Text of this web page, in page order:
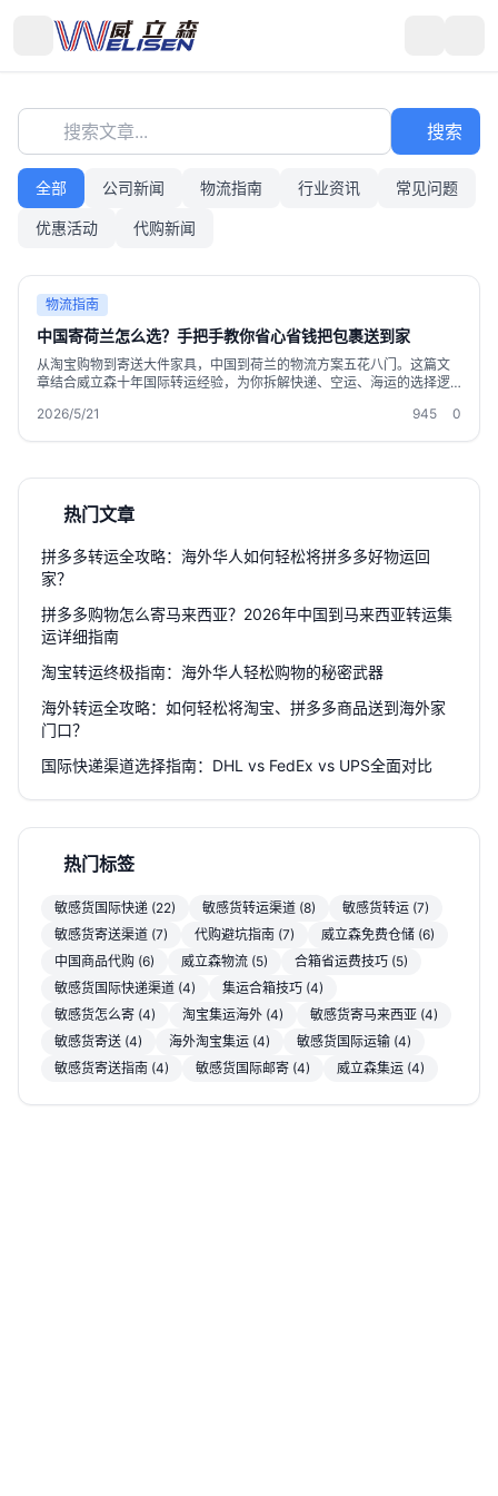
搜索文章... 搜索
全部 公司新闻 物流指南 行业资讯 常见问题
优惠活动 代购新闻
物流指南
中国寄荷兰怎么选？手把手教你省心省钱把包裹送到家
从淘宝购物到寄送大件家具，中国到荷兰的物流方案五花八门。这篇文
章结合威立森十年国际转运经验，为你拆解快递、空运、海运的选择逻
在荷兰的你购物寄件不走弯路。
2026/5/21 945 0
热门文章
拼多多转运全攻略：海外华人如何轻松将拼多多好物运回
家？
拼多多购物怎么寄马来西亚？2026年中国到马来西亚转运集
运详细指南
淘宝转运终极指南：海外华人轻松购物的秘密武器
海外转运全攻略：如何轻松将淘宝、拼多多商品送到海外家
门口？
国际快递渠道选择指南：DHL vs FedEx vs UPS全面对比
热门标签
敏感货国际快递 (22) 敏感货转运渠道 (8)
敏感货转运 (7)
敏感货寄送渠道 (7)
代购避坑指南 (7)
威立森免费仓储 (6)
中国商品代购 (6)
威立森物流 (5)
合箱省运费技巧 (5)
敏感货国际快递渠道 (4)
集运合箱技巧 (4)
敏感货怎么寄 (4)
淘宝集运海外 (4)
敏感货寄马来西亚 (4)
敏感货寄送 (4)
海外淘宝集运 (4)
敏感货国际运输 (4)
敏感货寄送指南 (4)
敏感货国际邮寄 (4) 威立森集运 (4)